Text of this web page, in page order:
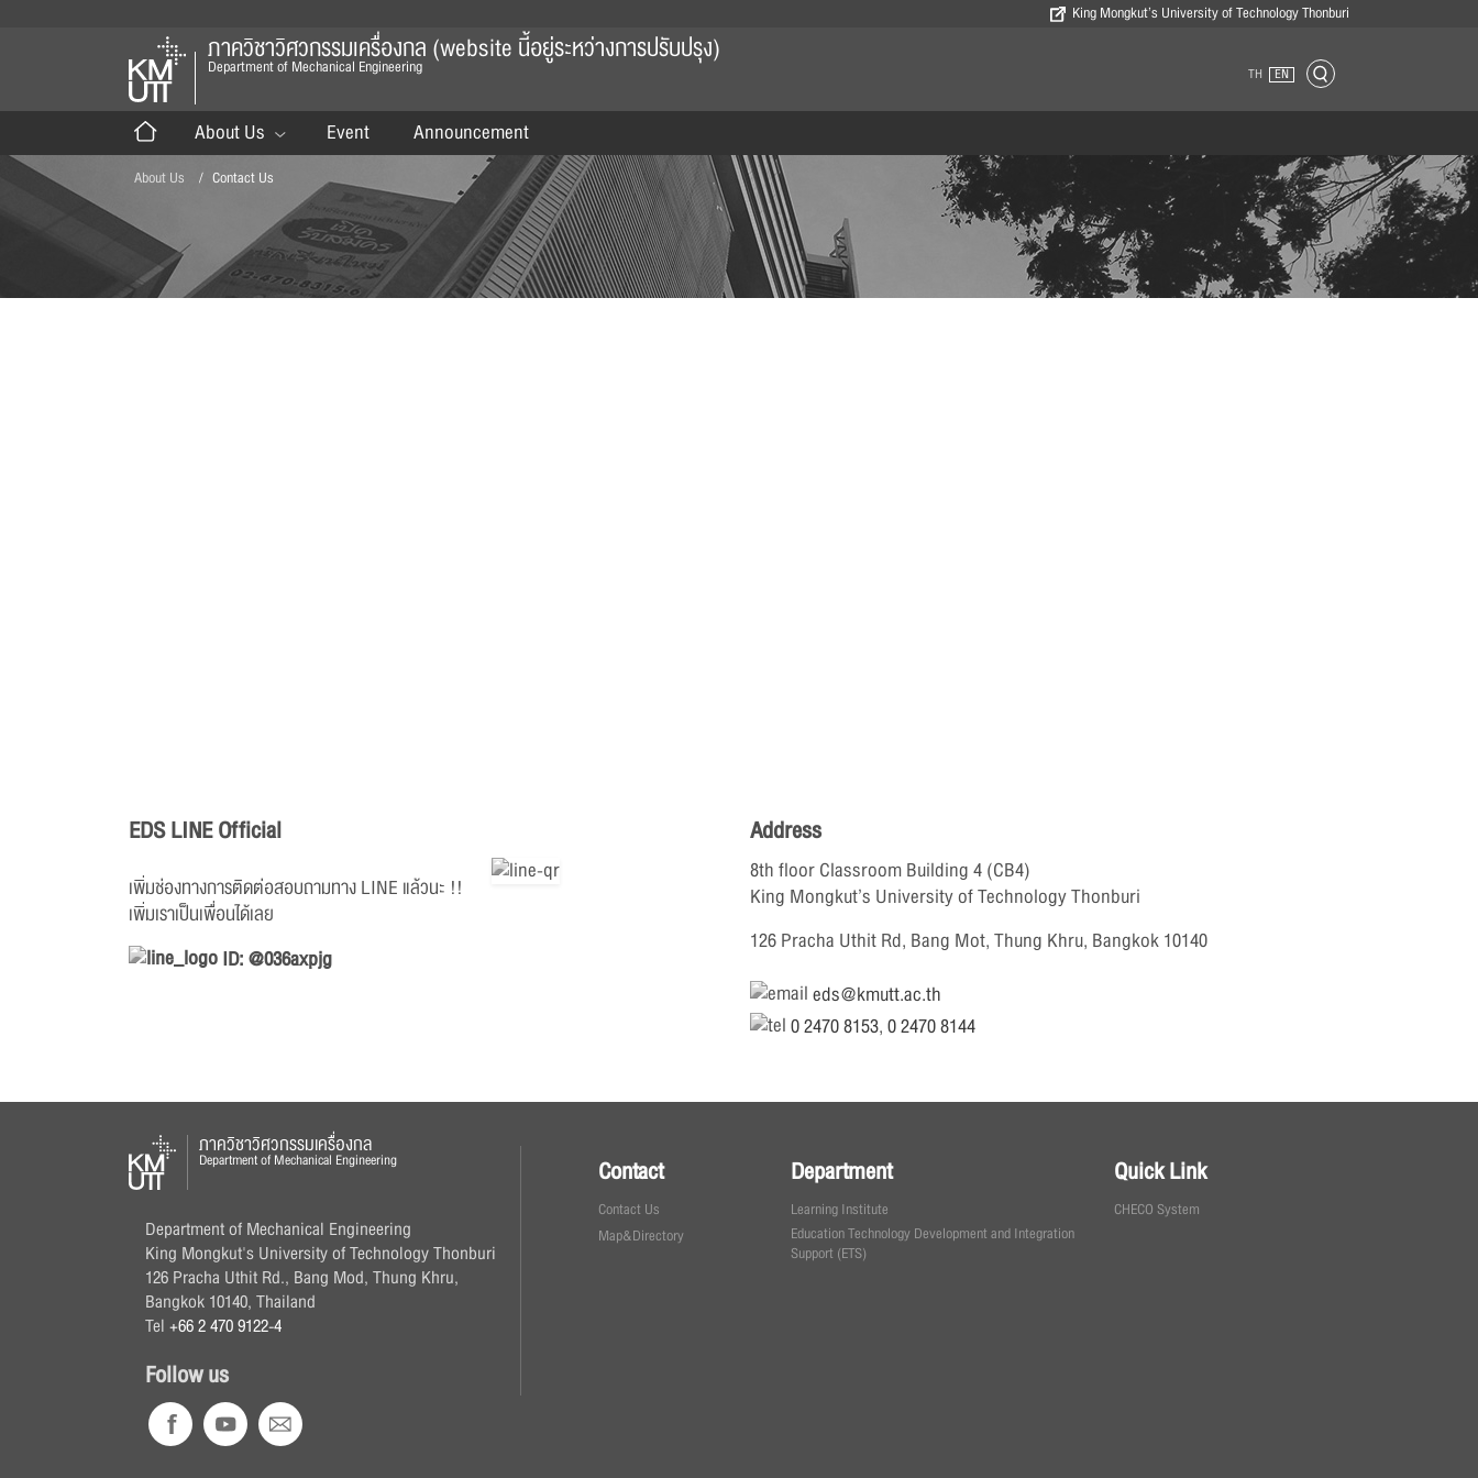
King Mongkut’s University of Technology Thonburi
ภาควิชาวิศวกรรมเครื่องกล (website นี้อยู่ระหว่างการปรับปรุง)
Department of Mechanical Engineering TH EN
About Us Event Announcement
About Us Contact Us
EDS LINE Official
เพิ่มช่องทางการติดต่อสอบถามทาง LINE แล้วนะ !!
เพิ่มเราเป็นเพื่อนได้เลย
ID: @036axpjg
Address
8th floor Classroom Building 4 (CB4)
King Mongkut’s University of Technology Thonburi
126 Pracha Uthit Rd, Bang Mot, Thung Khru, Bangkok 10140
eds@kmutt.ac.th
0 2470 8153,0 2470 8144
ภาควิชาวิศวกรรมเครื่องกล
Department of Mechanical Engineering
Department of Mechanical Engineering
King Mongkut's University of Technology Thonburi
126 Pracha Uthit Rd., Bang Mod, Thung Khru,
Bangkok 10140, Thailand
Tel+66 2 470 9122-4
Follow us
Contact
Contact Us
Map&Directory
Department
Learning Institute
Education Technology Development and Integration
Support (ETS)
Quick Link
CHECO System